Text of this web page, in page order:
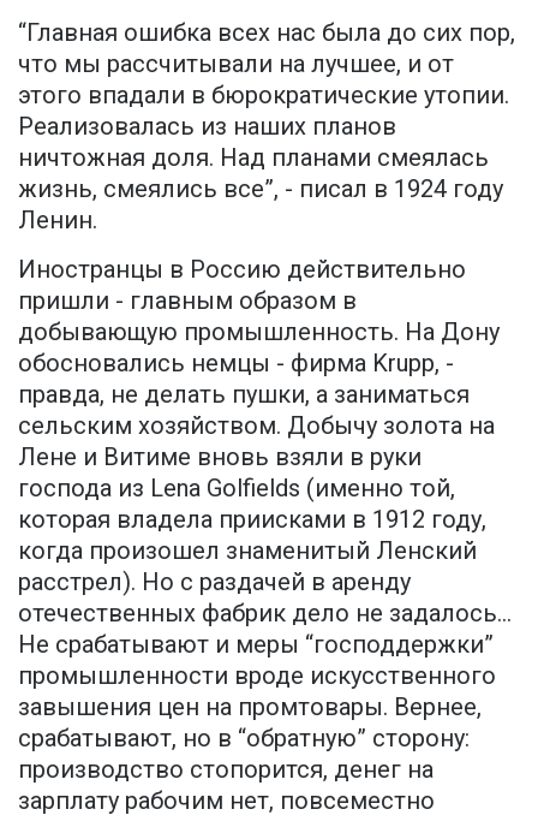
“Главная ошибка всех нас была до сих пор,
что мы рассчитывали на лучшее, и от
этого впадали в бюрократические утопии.
Реализовалась из наших планов
ничтожная доля. Над планами смеялась
жизнь, смеялись все”, - писал в 1924 году
Ленин.
Иностранцы в Россию действительно
пришли - главным образом в
добывающую промышленность. На Дону
обосновались немцы - фирма Krupp, -
правда, не делать пушки, а заниматься
сельским хозяйством. Добычу золота на
Лене и Витиме вновь взяли в руки
господа из Lena Golfields (именно той,
которая владела приисками в 1912 году,
когда произошел знаменитый Ленский
расстрел). Но с раздачей в аренду
отечественных фабрик дело не задалось...
Не срабатывают и меры “господдержки”
промышленности вроде искусственного
завышения цен на промтовары. Вернее,
срабатывают, но в “обратную” сторону:
производство стопорится, денег на
зарплату рабочим нет, повсеместно